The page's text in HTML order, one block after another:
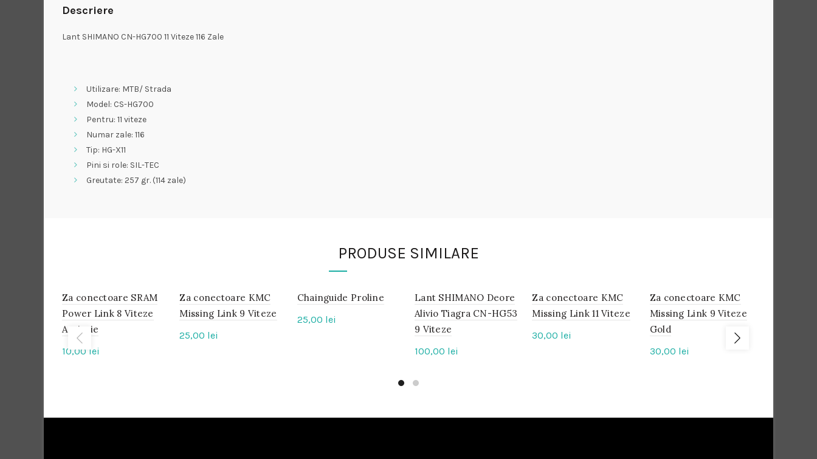
Descriere
Lant SHIMANO CN-HG700 11 Viteze 116 Zale
Utilizare: MTB/ Strada
Model: CS-HG700
Pentru: 11 viteze
Numar zale: 116
Tip: HG-X11
Pini si role: SIL-TEC
Greutate: 257 gr. (114 zale)
PRODUSE SIMILARE
IN
STOC
Za conectoare SRAM
Power Link 8 Viteze
Argintie
10,00 lei
IN
STOC
Za conectoare KMC
Missing Link 9 Viteze
25,00 lei
IN
STOC
Chainguide Proline
25,00 lei
IN
STOC
Lant SHIMANO Deore
Alivio Tiagra CN-HG53
9 Viteze
100,00 lei
IN
STOC
Za conectoare KMC
Missing Link 11 Viteze
30,00 lei
IN
STOC
Za conectoare KMC
Missing Link 9 Viteze
Gold
30,00 lei